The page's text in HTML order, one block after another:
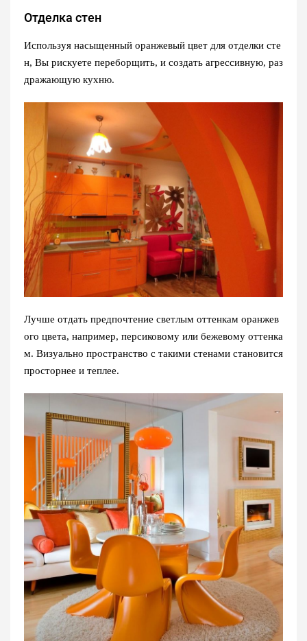
Отделка стен
Используя насыщенный оранжевый цвет для отделки сте
н, Вы рискуете переборщить, и создать агрессивную, раз
дражающую кухню.
Лучше отдать предпочтение светлым оттенкам оранжев
ого цвета, например, персиковому или бежевому оттенка
м. Визуально пространство с такими стенами становится
просторнее и теплее.